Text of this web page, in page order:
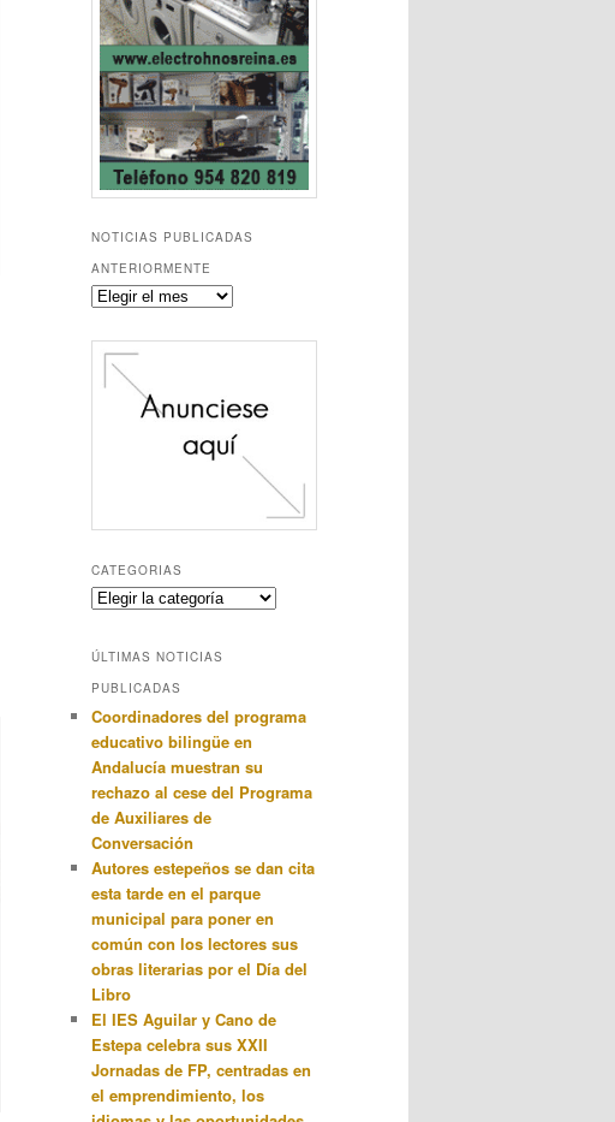
NOTICIAS PUBLICADAS
ANTERIORMENTE
Noticias
anteriormente
CATEGORIAS
Categorias
ÚLTIMAS NOTICIAS
PUBLICADAS
Coordinadores del programa
educativo bilingüe en
Andalucía muestran su
rechazo al cese del Programa
de Auxiliares de
Conversación
Autores estepeños se dan cita
esta tarde en el parque
municipal para poner en
común con los lectores sus
obras literarias por el Día del
Libro
El IES Aguilar y Cano de
Estepa celebra sus XXII
Jornadas de FP, centradas en
el emprendimiento, los